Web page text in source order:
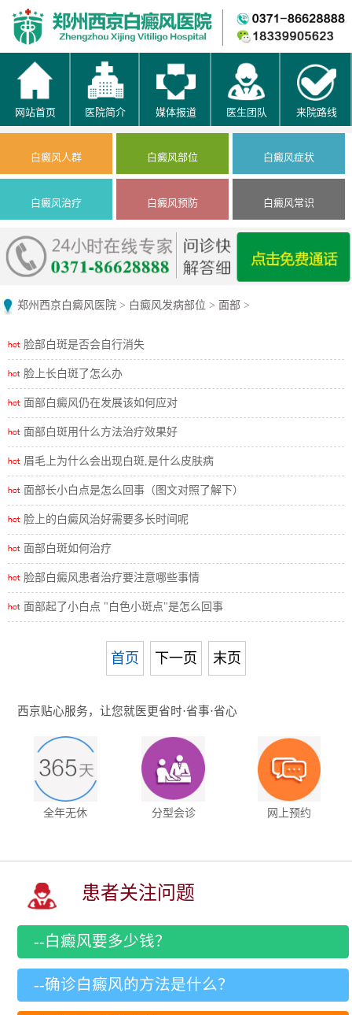
网站首页 医院简介 媒体报道 医生团队 来院路线
白癜风人群 白癜风部位 白癜风症状
白癜风治疗 白癜风预防 白癜风常识
郑州西京白癜风医院 > 白癜风发病部位 > 面部 >
脸部白斑是否会自行消失
脸上长白斑了怎么办
面部白癜风仍在发展该如何应对
面部白斑用什么方法治疗效果好
眉毛上为什么会出现白斑,是什么皮肤病
面部长小白点是怎么回事（图文对照了解下）
脸上的白癜风治好需要多长时间呢
面部白斑如何治疗
脸部白癜风患者治疗要注意哪些事情
面部起了小白点 "白色小斑点"是怎么回事
首页 下一页 末页
西京贴心服务，让您就医更省时·省事·省心
全年无休 分型会诊 网上预约
患者关注问题
--白癜风要多少钱？
--确诊白癜风的方法是什么？